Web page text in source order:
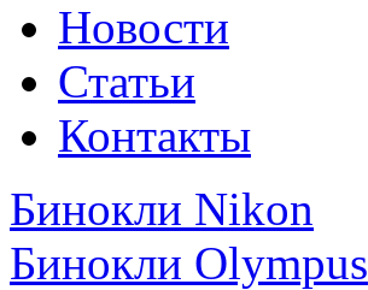
Новости
Статьи
Контакты
Бинокли Nikon
Бинокли Olympus